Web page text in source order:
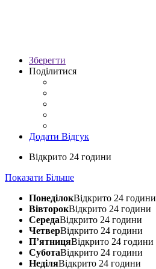
Зберегти
Поділитися
Додати Відгук
Відкрито 24 години
Показати Більше
ПонеділокВідкрито 24 години
ВівторокВідкрито 24 години
СередаВідкрито 24 години
ЧетверВідкрито 24 години
П’ятницяВідкрито 24 години
СуботаВідкрито 24 години
НеділяВідкрито 24 години